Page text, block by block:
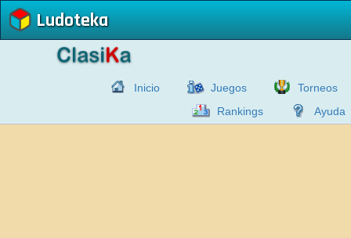
Ludoteka
Inicio Juegos
Torneos
Rankings
Ayuda